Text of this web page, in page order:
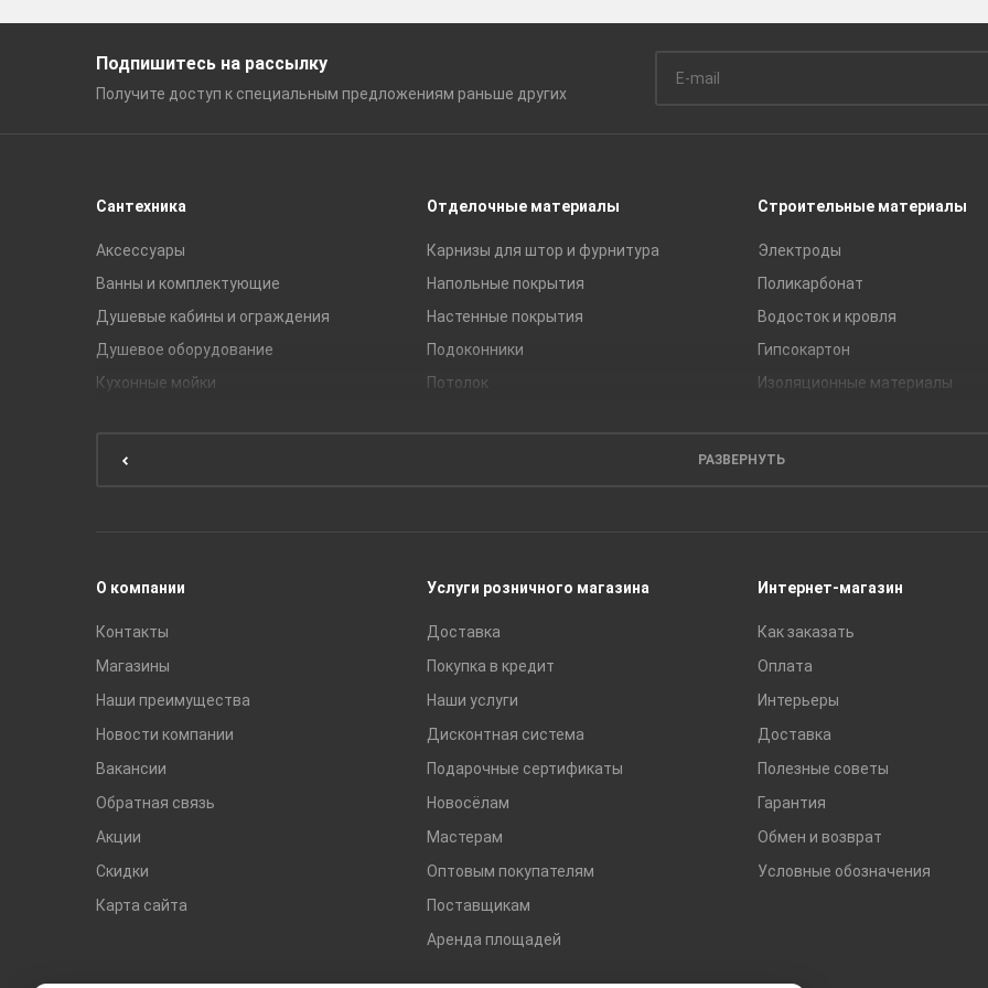
Подпишитесь на рассылку
Получите доступ к специальным предложениям раньше других
Сантехника
Аксессуары
Ванны и комплектующие
Душевые кабины и ограждения
Душевое оборудование
Кухонные мойки
Отделочные материалы
Карнизы для штор и фурнитура
Напольные покрытия
Настенные покрытия
Подоконники
Потолок
Строительные материалы
Электроды
Поликарбонат
Водосток и кровля
Гипсокартон
Изоляционные материалы
Сухие смеси
РАЗВЕРНУТЬ
О компании
Контакты
Магазины
Наши преимущества
Новости компании
Вакансии
Обратная связь
Акции
Скидки
Карта сайта
Услуги розничного магазина
Доставка
Покупка в кредит
Наши услуги
Дисконтная система
Подарочные сертификаты
Новосёлам
Мастерам
Оптовым покупателям
Поставщикам
Аренда площадей
Интернет-магазин
Как заказать
Оплата
Интерьеры
Доставка
Полезные советы
Гарантия
Обмен и возврат
Условные обозначения